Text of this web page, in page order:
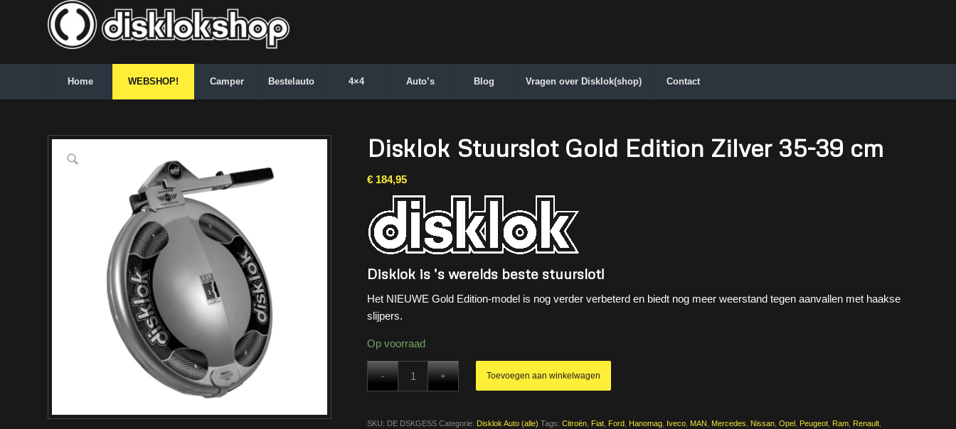
Home WEBSHOP! Camper Bestelauto 4×4 Auto’s Blog Vragen over Disklok(shop) Contact
Disklok Stuurslot Gold Edition Zilver 35-39 cm
€ 184,95
Disklok is ’s werelds beste stuurslot!
Het NIEUWE Gold Edition-model is nog verder verbeterd en biedt nog meer weerstand tegen aanvallen met haakse
slijpers.
Op voorraad
Toevoegen aan winkelwagen
SKU: DE DSKGESS Categorie: Disklok Auto (alle) Tags:Citroën Fiat Ford Hanomag Iveco MAN Mercedes Nissan ,Opel Peugeot Ram Renault